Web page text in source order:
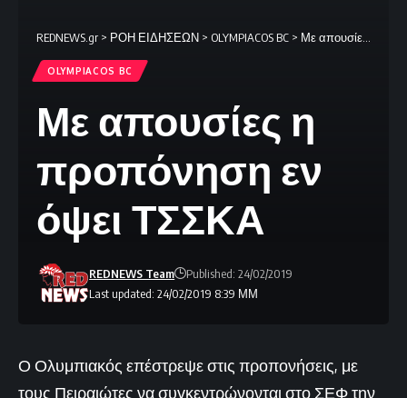
REDNEWS.gr > ΡΟΗ ΕΙΔΗΣΕΩΝ > OLYMPIACOS BC > Με απουσίες η προπόνηση εν όψει ΤΣΣΚΑ
OLYMPIACOS BC
Με απουσίες η
προπόνηση εν
όψει ΤΣΣΚΑ
Last updated: 24/02/2019 8:39 ΜΜ
REDNEWS Team Published: 24/02/2019
Ο Ολυμπιακός επέστρεψε στις προπονήσεις, με
τους Πειραιώτες να συγκεντρώνονται στο ΣΕΦ την